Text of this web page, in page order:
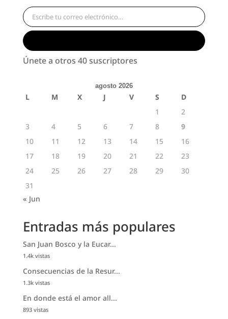
Escribe tu correo electrónico…
Únete a otros 40 suscriptores
agosto 2026
L M X J V S
D
1
2
3
4 5 6 7 8
9
10
11 12 13 14 15
16
17
18 19 20 21 22
23
24
25 26 27 28 29
30
31
« Jun
Entradas más populares
San Juan Bosco y la Eucar...
1.4k vistas
Consecuencias de la Resur...
1.3k vistas
En donde está el amor all...
893 vistas